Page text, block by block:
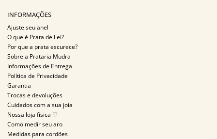
INFORMAÇÕES
Ajuste seu anel
O que é Prata de Lei?
Por que a prata escurece?
Sobre a Prataria Mudra
Informações de Entrega
Política de Privacidade
Garantia
Trocas e devoluções
Cuidados com a sua joia
Nossa loja física ♡
Como medir seu aro
Medidas para cordões